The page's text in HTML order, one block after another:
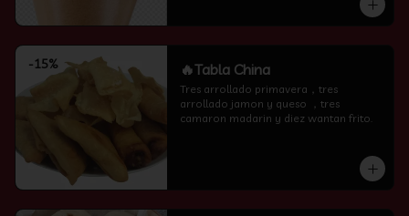
-15% 🔥Tabla China
Tres arrollado primavera，tres
arrollado jamon y queso ，tres
camaron madarin y diez wantan frito.